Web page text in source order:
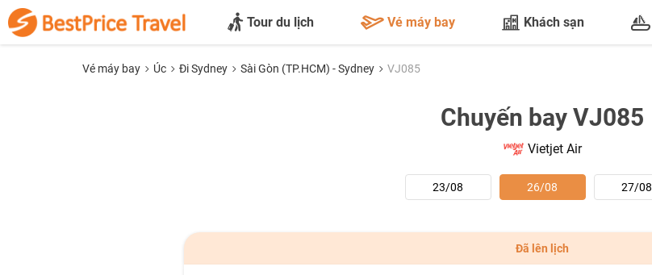
Tour du lịch Vé máy bay Khách sạn
Vé máy bay Úc Đi Sydney Sài Gòn (TP.HCM) - Sydney VJ085
Chuyến bay VJ085
Vietjet Air
23/08 26/08 27/08
Đã lên lịch